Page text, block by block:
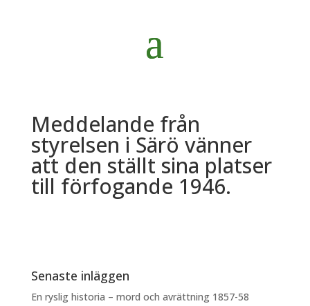
Meddelande från
styrelsen i Särö vänner
att den ställt sina platser
till förfogande 1946.
Senaste inläggen
En ryslig historia – mord och avrättning 1857-58